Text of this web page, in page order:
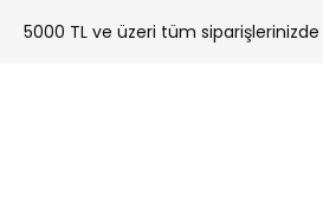
5000 TL ve üzeri tüm siparişlerinizde